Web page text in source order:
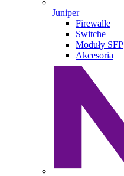
Juniper
Firewalle
Switche
Moduły SFP
Akcesoria